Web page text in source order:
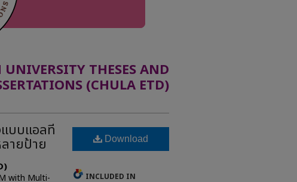
THESES AND
(CHULA ETD)
แบบแอลที
ายป้าย
with Multi-
Download
INCLUDED IN